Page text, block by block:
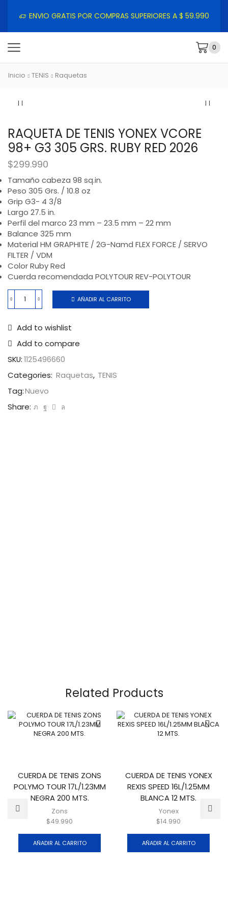
ENVIO GRATIS POR COMPRAS SUPERIORES A $ 59.990
0
Inicio TENIS Raquetas
RAQUETA DE TENIS YONEX VCORE
98+ G3 305 GRS. RUBY RED 2026
$299.990
Tamaño cabeza 98 sq.in.
Peso 305 Grs. / 10.8 oz
Grip G3- 4 3/8
Largo 27.5 in.
Perfil del marco 23 mm – 23.5 mm – 22 mm
Balance 325 mm
Material HM GRAPHITE / 2G-Namd FLEX FORCE / SERVO
FILTER / VDM
Color Ruby Red
Cuerda recomendada POLYTOUR REV-POLYTOUR
AÑADIR AL CARRITO
Add to wishlist
Add to compare
SKU:1125496660
Categories: Raquetas, TENIS
Tag:Nuevo
Share:
Related Products
CUERDA DE TENIS ZONS
POLYMO TOUR 17L/1.23MM
NEGRA 200 MTS.
Zons
$49.990
AÑADIR AL CARRITO
CUERDA DE TENIS YONEX
REXIS SPEED 16L/1.25MM
BLANCA 12 MTS.
Yonex
$14.990
AÑADIR AL CARRITO